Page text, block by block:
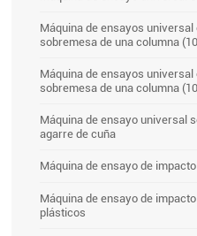
Máquina de ensayos
sobremesa de una columna
Máquina de ensayos
sobremesa de una columna
Máquina de ensayo universal
agarre de cuña
Máquina de ensayo de
Máquina de ensayo de
plásticos